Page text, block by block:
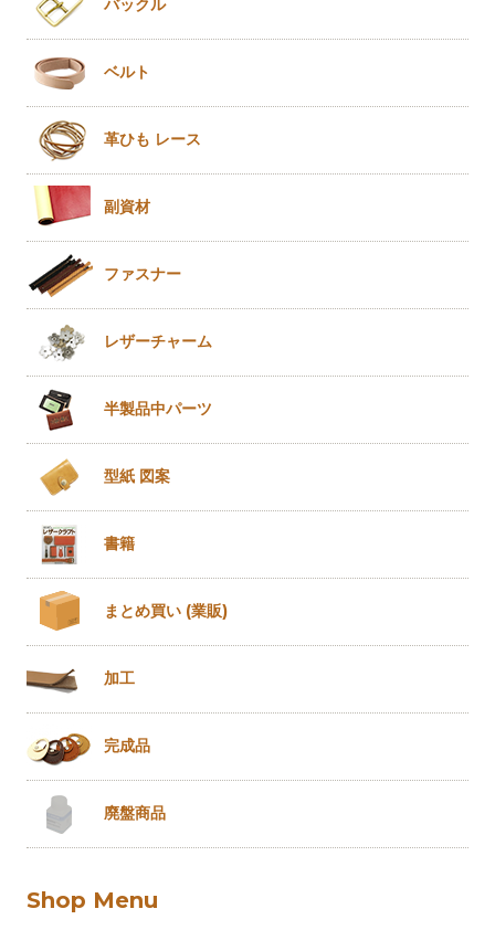
バックル
ベルト
革ひも レース
副資材
ファスナー
レザーチャーム
半製品中パーツ
型紙 図案
書籍
まとめ買い (業販)
加工
完成品
廃盤商品
Shop Menu